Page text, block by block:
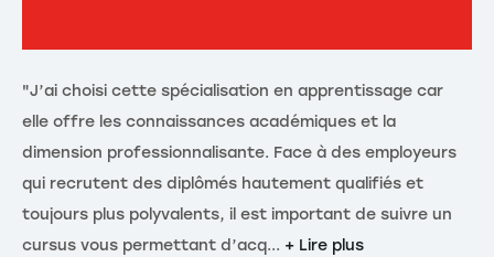
"J’ai choisi cette spécialisation en apprentissage car
elle offre les connaissances académiques et la
dimension professionnalisante. Face à des employeurs
qui recrutent des diplômés hautement qualifiés et
toujours plus polyvalents, il est important de suivre un
cursus vous permettant d’acq... + Lire plus